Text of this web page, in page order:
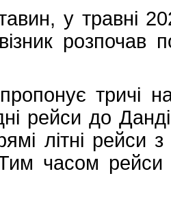
у травні
розпочав
тричі
рейси до
літні рейси
часом рейси